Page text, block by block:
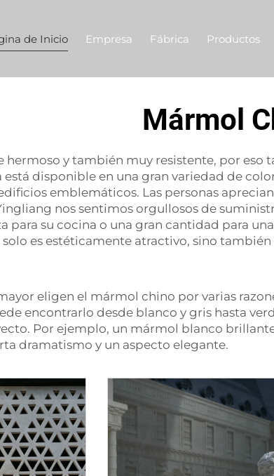
de Inicio Empresa Fábrica Productos
Mármol
hermoso y también muy resistente, por eso
disponible en una gran variedad de
emblemáticos. Las personas
nos sentimos orgullosos de
para su cocina o una gran cantidad para
es estéticamente atractivo, sino
eligen el mármol chino por varias
encontrarlo desde blanco y gris hasta
Por ejemplo, un mármol blanco
dramatismo y un aspecto elegante.